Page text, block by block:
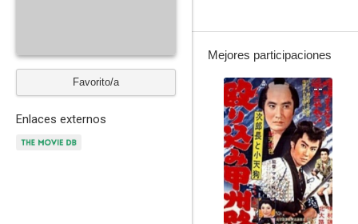
Favorito/a
Enlaces externos
Mejores participaciones
--